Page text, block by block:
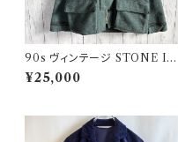
90s ヴィンテージ STONE ISL
AND ウールジャケット ストーン
アイランド グリーンエッジ
¥25,000